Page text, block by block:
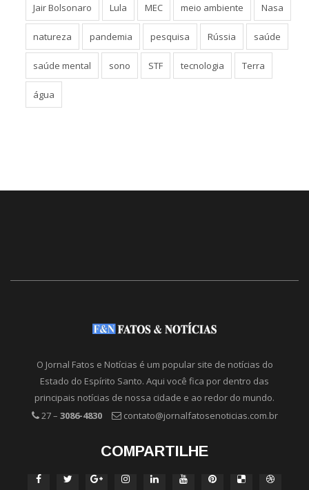
Jair Bolsonaro Lula MEC meio ambiente Nasa
natureza pandemia pesquisa Rússia saúde
saúde mental sono STF tecnologia Terra
água
O Jornal Fatos e Notícias é um popular site de notícias do
Estado do Espírito Santo. Aqui você fica por dentro das
principais notícias de nossa cidade e ao redor do mundo.
27 – 3086-4830 contato@jornalfatosenoticias.com.br
COMPARTILHE